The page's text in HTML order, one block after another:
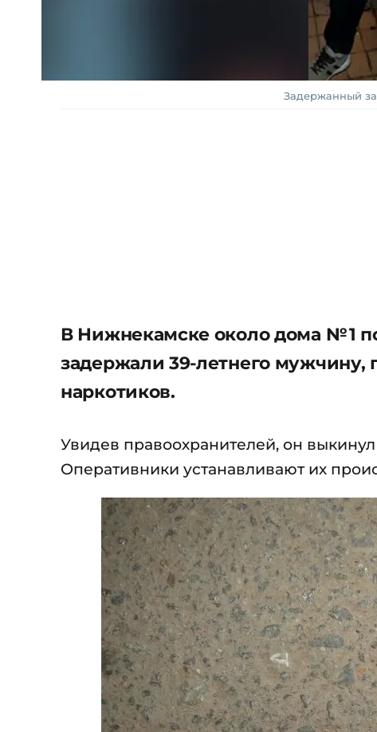
Задержанный
В Нижнекамске около дома № 1
задержали 39-летнего мужчину,
наркотиков.
Увидев правоохранителей, он
Оперативники устанавливают их